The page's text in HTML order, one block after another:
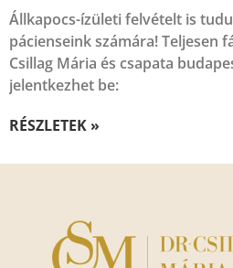
Állkapocs-ízületi felvételt is
pácienseink számára! Teljesen
Csillag Mária és csapata
jelentkezhet be:
RÉSZLETEK »